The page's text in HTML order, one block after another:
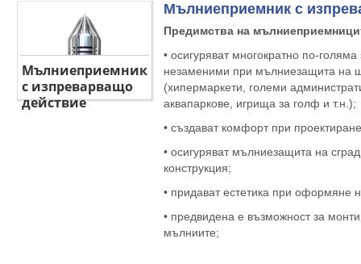
Мълниеприемник
с изпреварващо
действие
Мълниеприемник с
Предимства на
• осигуряват многократно по-
незаменими при мълниезащита на
(хипермаркети, големи
аквапаркове, игрища за голф и т.н.);
• създават комфорт при
• осигуряват мълниезащита на
конструкция;
• придават естетика при оформяне
• предвидена е възможност за
мълниите;